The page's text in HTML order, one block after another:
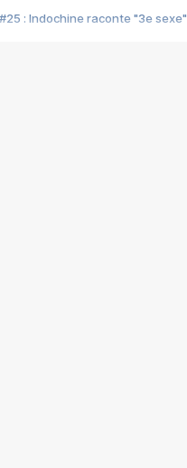
#25 : Indochine raconte "3e sexe"